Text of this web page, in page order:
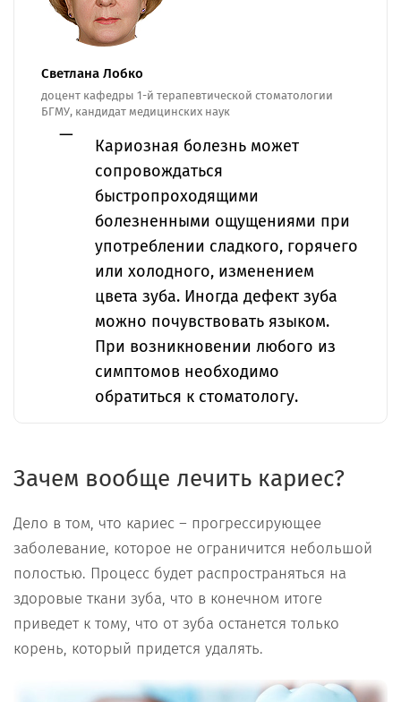
Светлана Лобко
доцент кафедры 1-й терапевтической стоматологии
БГМУ, кандидат медицинских наук
Кариозная болезнь может
сопровождаться
быстропроходящими
болезненными ощущениями при
употреблении сладкого, горячего
или холодного, изменением
цвета зуба. Иногда дефект зуба
можно почувствовать языком.
При возникновении любого из
симптомов необходимо
обратиться к стоматологу.
Зачем вообще лечить кариес?
Дело в том, что кариес – прогрессирующее
заболевание, которое не ограничится небольшой
полостью. Процесс будет распространяться на
здоровые ткани зуба, что в конечном итоге
приведет к тому, что от зуба останется только
корень, который придется удалять.